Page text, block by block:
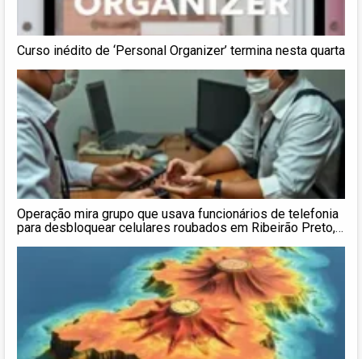
Curso inédito de ‘Personal Organizer’ termina nesta quarta
Operação mira grupo que usava funcionários de telefonia
para desbloquear celulares roubados em Ribeirão Preto,